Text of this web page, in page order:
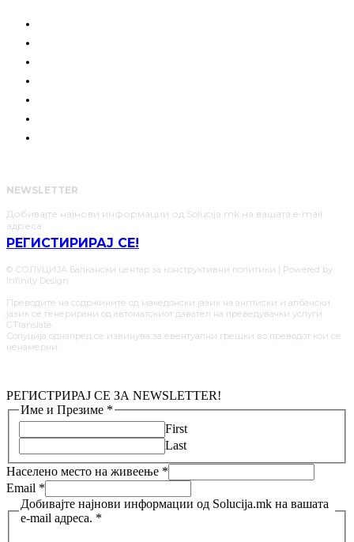
NEWSLETTER
Добивајте најнови информации од Solucija.mk на вашата e-mail
адреса.
РЕГИСТИРИРАЈ СЕ!
© СОЛУЦИЈА Балкански центар за конструктивни политики | Powered by
Infinity Design
Преводите на содржините од македонски јазик на англиски и албански
јазик се генерирани од автоматскиот давател на преведувачки услуги
GTranslate.
Солуција однапред се извинува за евентуални грешки во преводот кои се
ненамерни.
РЕГИСТРИРАЈ СЕ ЗА NEWSLETTER!
Име и Презиме *
First
Last
Населено место на живеење *
Email *
Добивајте најнови информации од Solucija.mk на вашата
e-mail адреса. *